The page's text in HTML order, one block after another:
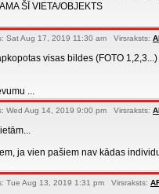
ŠĪ VIETA/OBJEKTS
Sat Aug 17, 2019 11:30 am Virsraksts:
visas bildes (FOTO
...
Wed Aug 14, 2019 9:00 pm Virsraksts:
ja vien pašiem nav kādas
Tue Aug 13, 2019 1:31 pm Virsraksts: